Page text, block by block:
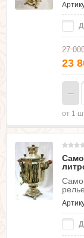
27
23
−
от 1